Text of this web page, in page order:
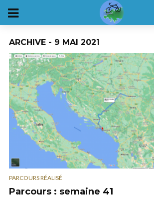
ARCHIVE - 9 MAI 2021
PARCOURS RÉALISÉ
Parcours : semaine 41